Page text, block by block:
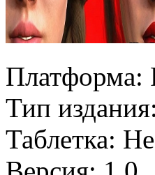
Платформа:
Тип
Таблетка: